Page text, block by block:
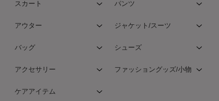
スカート パンツ
アウター ジャケット/スーツ
バッグ シューズ
アクセサリー ファッショングッズ/小物
ケアアイテム